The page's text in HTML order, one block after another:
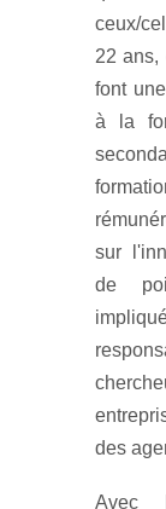
ceux/
22 ans,
font
à la
sur
de
des
Avec